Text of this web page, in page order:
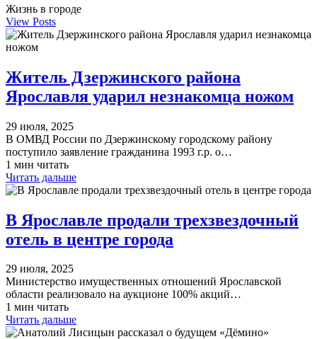
Жизнь в городе
View Posts
Житель Дзержинского района
Ярославля ударил незнакомца ножом
29 июля, 2025
В ОМВД России по Дзержинскому городскому району
поступило заявление гражданина 1993 г.р. о…
1 мин читать
Читать дальше
В Ярославле продали трехзвездочный
отель в центре города
29 июля, 2025
Министерство имущественных отношений Ярославской
области реализовало на аукционе 100% акций…
1 мин читать
Читать дальше